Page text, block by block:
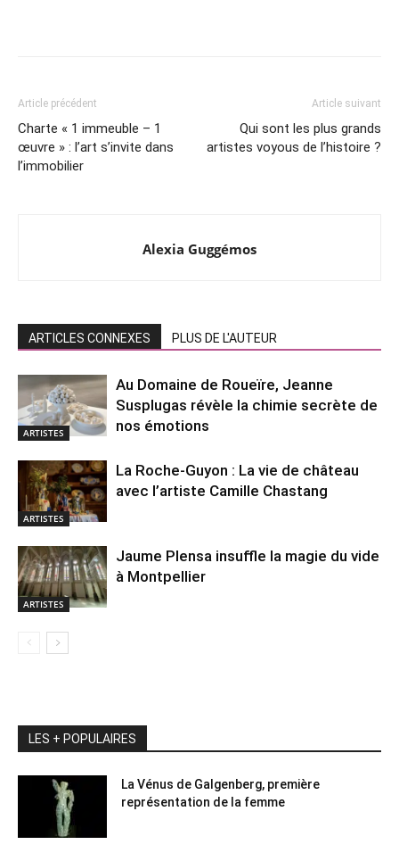
Article précédent
Charte « 1 immeuble – 1
œuvre » : l’art s’invite dans
l’immobilier
Article suivant
Qui sont les plus grands
artistes voyous de l’histoire ?
Alexia Guggémos
ARTICLES CONNEXES PLUS DE L'AUTEUR
ARTISTES
Au Domaine de Roueïre, Jeanne
Susplugas révèle la chimie secrète de
nos émotions
ARTISTES
La Roche-Guyon : La vie de château
avec l’artiste Camille Chastang
ARTISTES
Jaume Plensa insuffle la magie du vide
à Montpellier
LES + POPULAIRES
La Vénus de Galgenberg, première
représentation de la femme